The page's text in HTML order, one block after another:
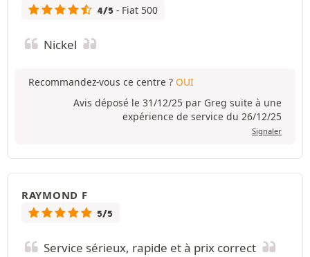
4/5 - Fiat 500
Nickel
Recommandez-vous ce centre ? OUI
Avis déposé le 31/12/25 par Greg suite à une
expérience de service du 26/12/25
Signaler
RAYMOND F
5/5
Service sérieux, rapide et à prix correct